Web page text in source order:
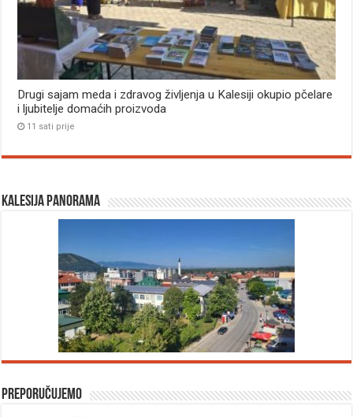
Drugi sajam meda i zdravog življenja u Kalesiji okupio pčelare
i ljubitelje domaćih proizvoda
11 sati prije
Kalesija panorama
Preporučujemo